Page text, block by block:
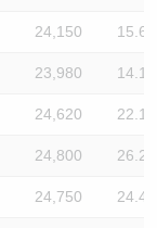
24,150 15.6
23,980 14.1
24,620 22.1
24,800 26.2
24,750 24.4